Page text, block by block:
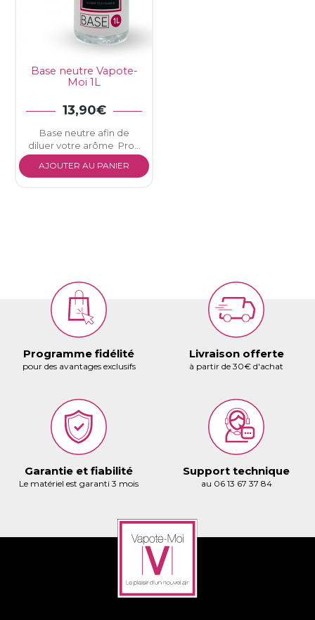
Base neutre Vapote-
Moi 1L
13,90€
Base neutre afin de
diluer votre arôme Pro...
AJOUTER AU PANIER
Programme fidélité
pour des avantages exclusifs
Livraison offerte
à partir de 30€ d'achat
Garantie et fiabilité
Le matériel est garanti 3 mois
Support technique
au 06 13 67 37 84
You need to be logged in to save products in your